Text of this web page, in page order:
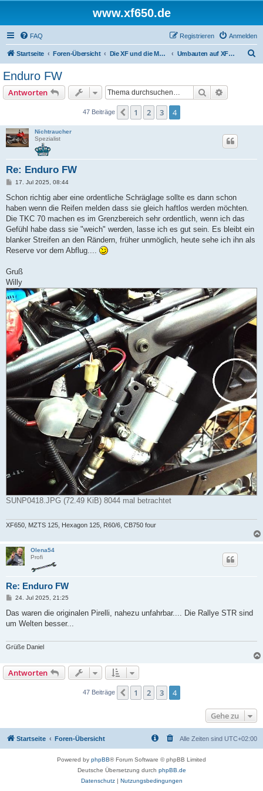
www.xf650.de
FAQ Anmelden
Registrieren
Startseite Foren-Übersicht Die XF und die Moppeds der ehemaligen XF-Treiber Umbauten auf XF-Basis
Enduro FW
Antworten Suche
47 Beiträge Vorherige
1 2 3 4
Nichtraucher
Spezialist
Re: Enduro FW
B
i
r
a
17. Jul 2025, 08:44
Schon richtig aber eine ordentliche Schräglage sollte es dann schon
haben wenn die Reifen melden dass sie gleich haftlos werden möchten.
Die TKC 70 machen es im Grenzbereich sehr ordentlich, wenn ich das
Gefühl habe dass sie "weich" werden, lasse ich es gut sein. Es bleibt ein
blanker Streifen an den Rändern, früher unmöglich, heute sehe ich ihn als
Reserve vor dem Abflug....
Gruß
Willy
SUNP0418.JPG (72.49 KiB) 8044 mal betrachtet
XF650, MZTS 125, Hexagon 125, R60/6, CB750 four
Olena54
Profi
Re: Enduro FW
B
i
r
24. Jul 2025, 21:25
Das waren die originalen Pirelli, nahezu unfahrbar.... Die Rallye STR sind
um Welten besser...
Grüße Daniel
Antworten
47 Beiträge Vorherige
1 2 3 4
Gehe zu
Startseite Foren-Übersicht Alle Zeiten sind UTC+02:00
Powered by phpBB® Forum Software © phpBB Limited
Deutsche Übersetzung durch phpBB.de
Datenschutz| Nutzungsbedingungen